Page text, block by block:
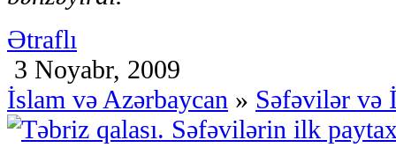
Ətraflı
3 Noyabr, 2009
İslam və Azərbaycan » Səfəvilər və